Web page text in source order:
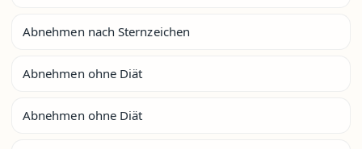
Abnehmen nach Sternzeichen
Abnehmen ohne Diät
Abnehmen ohne Diät